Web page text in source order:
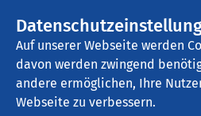
Auf unserer Webseite werden
davon werden zwingend
andere ermöglichen, Ihre
Webseite zu verbessern.
AMEOS Pflege Ratzeburg